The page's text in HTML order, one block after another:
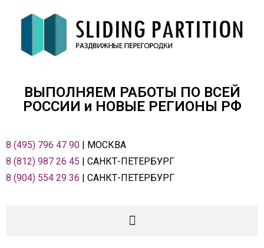
ВЫПОЛНЯЕМ РАБОТЫ ПО ВСЕЙ
РОСCИИ и НОВЫЕ РЕГИОНЫ РФ
8 (495) 796 47 90 | МОСКВА
8 (812) 987 26 45 | САНКТ-ПЕТЕРБУРГ
8 (904) 554 29 36 | САНКТ-ПЕТЕРБУРГ